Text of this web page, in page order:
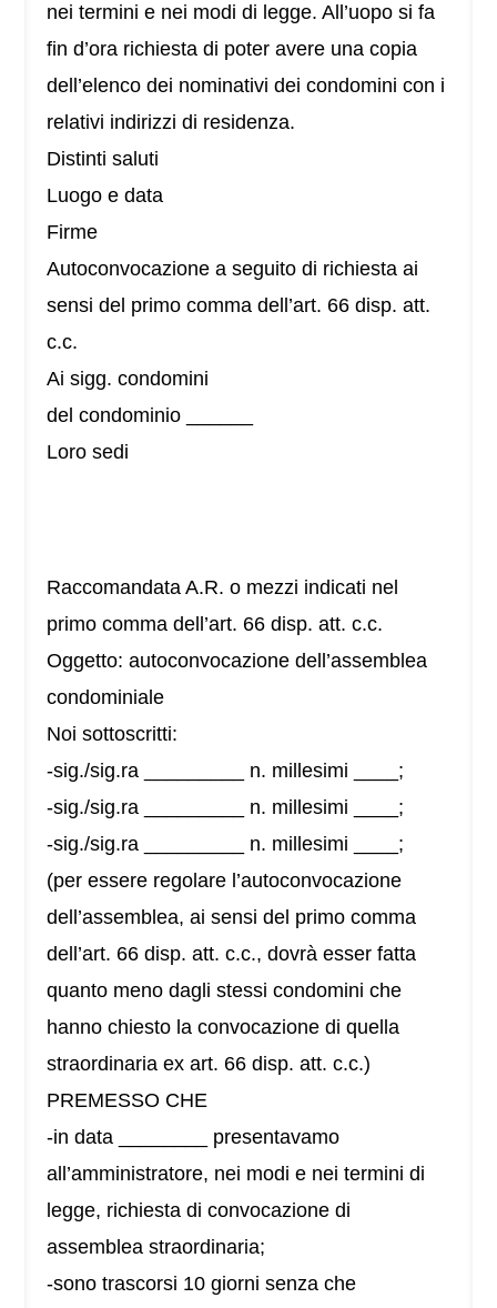
nei termini e nei modi di legge. All’uopo si fa
fin d’ora richiesta di poter avere una copia
dell’elenco dei nominativi dei condomini con i
relativi indirizzi di residenza.
Distinti saluti
Luogo e data
Firme
Autoconvocazione a seguito di richiesta ai
sensi del primo comma dell’art. 66 disp. att.
c.c.
Ai sigg. condomini
del condominio ______
Loro sedi
Raccomandata A.R. o mezzi indicati nel
primo comma dell’art. 66 disp. att. c.c.
Oggetto: autoconvocazione dell’assemblea
condominiale
Noi sottoscritti:
-sig./sig.ra _________ n. millesimi ____;
-sig./sig.ra _________ n. millesimi ____;
-sig./sig.ra _________ n. millesimi ____;
(per essere regolare l’autoconvocazione
dell’assemblea, ai sensi del primo comma
dell’art. 66 disp. att. c.c., dovrà esser fatta
quanto meno dagli stessi condomini che
hanno chiesto la convocazione di quella
straordinaria ex art. 66 disp. att. c.c.)
PREMESSO CHE
-in data ________ presentavamo
all’amministratore, nei modi e nei termini di
legge, richiesta di convocazione di
assemblea straordinaria;
-sono trascorsi 10 giorni senza che